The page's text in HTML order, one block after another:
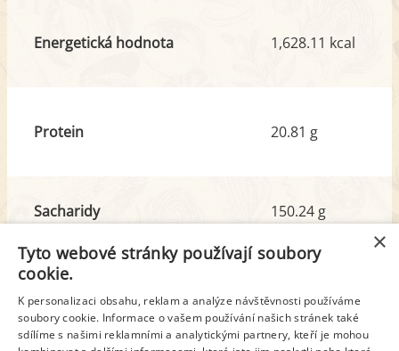
Energetická hodnota 1,628.11 kcal
Protein 20.81 g
Sacharidy
150.24 g
Tuk
z toho nas. mastné kyseliny
102.27 g
46.26 g
×
Tyto webové stránky používají soubory
cookie.
K personalizaci obsahu, reklam a analýze návštěvnosti používáme
soubory cookie. Informace o vašem používání našich stránek také
sdílíme s našimi reklamními a analytickými partnery, kteří je mohou